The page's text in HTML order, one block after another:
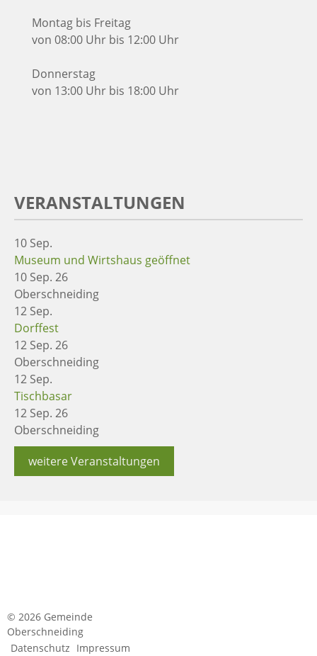
Montag bis Freitag
von 08:00 Uhr bis 12:00 Uhr
Donnerstag
von 13:00 Uhr bis 18:00 Uhr
VERANSTALTUNGEN
10 Sep.
Museum und Wirtshaus geöffnet
10 Sep. 26
Oberschneiding
12 Sep.
Dorffest
12 Sep. 26
Oberschneiding
12 Sep.
Tischbasar
12 Sep. 26
Oberschneiding
weitere Veranstaltungen
© 2026 Gemeinde
Oberschneiding
Datenschutz Impressum